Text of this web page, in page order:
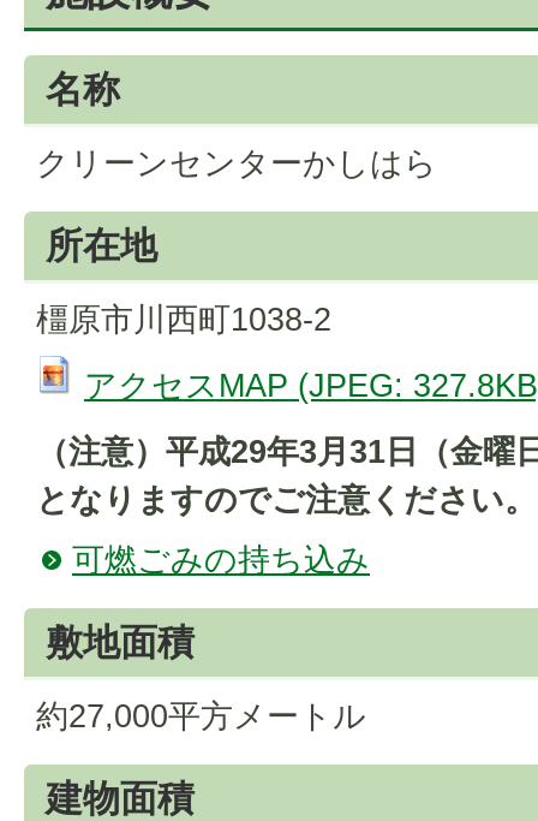
名称
クリーンセンターかしはら
所在地
橿原市川西町1038-2
アクセスMAP (JPEG:
（注意）平成29年3月31日（金
となりますのでご注意ください。
可燃ごみの持ち込み
敷地面積
約27,000平方メートル
建物面積